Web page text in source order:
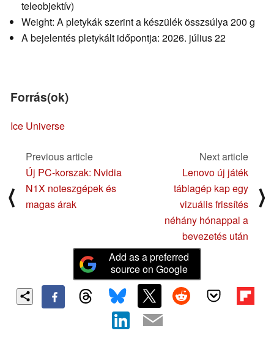
teleobjektív)
Weight: A pletykák szerint a készülék összsúlya 200 g
A bejelentés pletykált időpontja: 2026. július 22
Forrás(ok)
Ice Universe
⟨
Previous article
Új PC-korszak: Nvidia
N1X noteszgépek és
magas árak
Next article
Lenovo új játék
táblagép kap egy
vizuális frissítés
néhány hónappal a
bevezetés után
⟩
Add as a preferred
source on Google